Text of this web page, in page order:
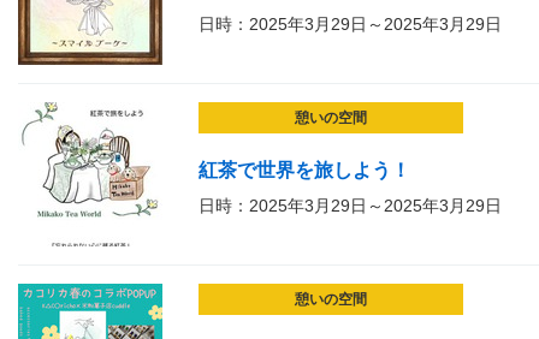
日時：2025年3月29日～2025年3月29日
憩いの空間
紅茶で世界を旅しよう！
日時：2025年3月29日～2025年3月29日
憩いの空間